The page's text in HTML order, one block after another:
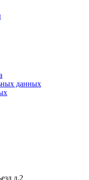
данных
д.2